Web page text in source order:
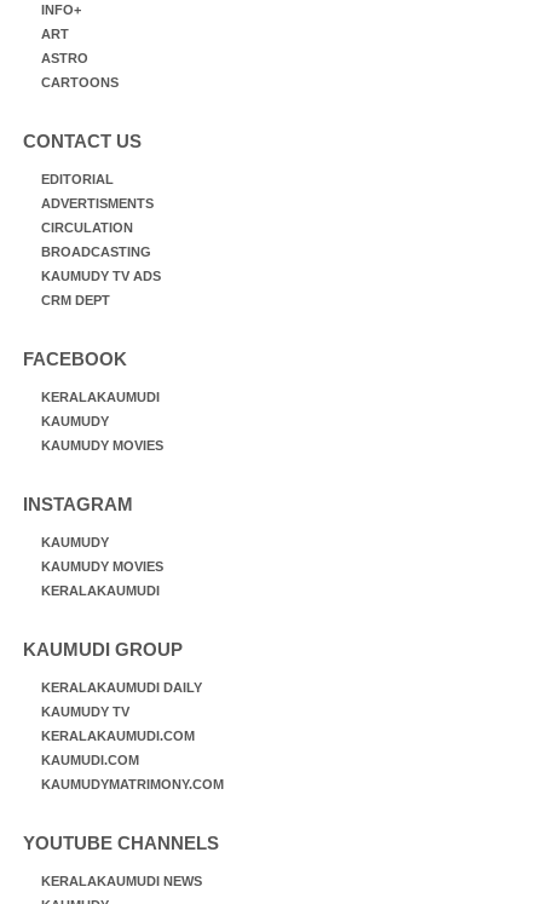
INFO+
ART
ASTRO
CARTOONS
CONTACT US
EDITORIAL
ADVERTISMENTS
CIRCULATION
BROADCASTING
KAUMUDY TV ADS
CRM DEPT
FACEBOOK
KERALAKAUMUDI
KAUMUDY
KAUMUDY MOVIES
INSTAGRAM
KAUMUDY
KAUMUDY MOVIES
KERALAKAUMUDI
KAUMUDI GROUP
KERALAKAUMUDI DAILY
KAUMUDY TV
KERALAKAUMUDI.COM
KAUMUDI.COM
KAUMUDYMATRIMONY.COM
YOUTUBE CHANNELS
KERALAKAUMUDI NEWS